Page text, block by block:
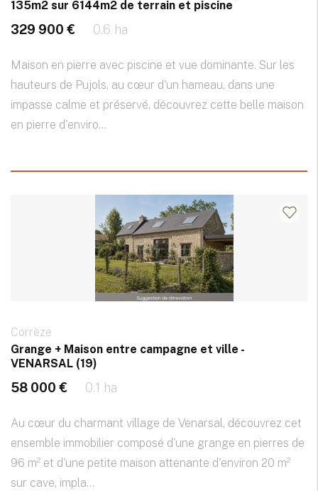
135m2 sur 6144m2 de terrain et piscine
329 900 € 0.6 ha
Maison en pierre avec piscine et vue dominante. Sur les
hauteurs de Pujols, au cœur d'un hameau, dans une
impasse calme et préservé, découvrez cette belle maison
en pierre d'enviro...
Corrèze
Grange + Maison entre campagne et ville -
VENARSAL (19)
58 000 € 0.1 ha
Au cœur du charmant village de Venarsal, découvrez cet
ensemble immobilier composé d'une grange en pierres de
96 m² et d'une petite maison attenante d'environ 20 m²
sur cave, impla...